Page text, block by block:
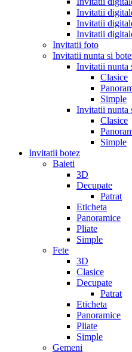
Invitatii
Invitatii
Invitatii
Invitatii foto
Invitatii nunta si
Invitatii nunta
Clasice
Simple
Invitatii nunta
Clasice
Simple
Invitatii botez
Baieti
3D
Decupate
Patrat
Eticheta
Panoramice
Pliate
Simple
Fete
3D
Clasice
Decupate
Patrat
Eticheta
Panoramice
Pliate
Simple
Gemeni